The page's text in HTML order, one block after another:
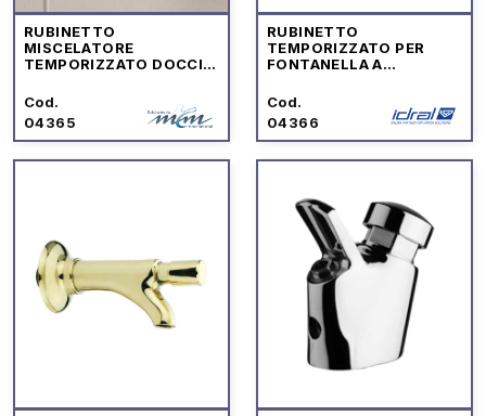
RUBINETTO
MISCELATORE
TEMPORIZZATO DOCCIA
Cod.
04365
RUBINETTO
TEMPORIZZATO PER
FONTANELLA A
CHIUSURA ISTANTANEA
Cod.
04366